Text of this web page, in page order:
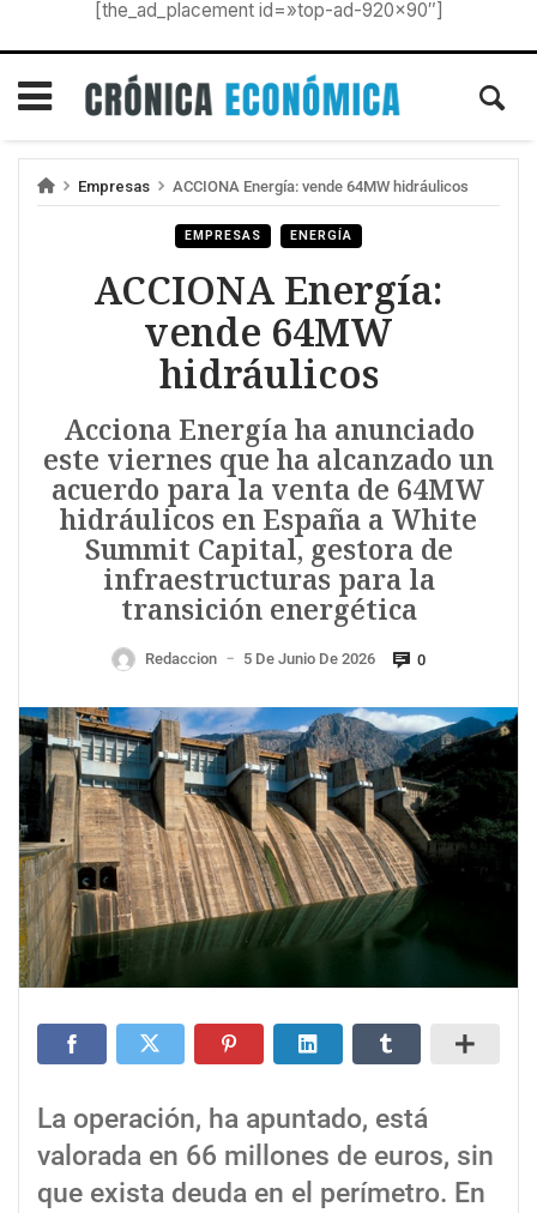
[the_ad_placement id=»top-ad-920×90″]
Empresas ACCIONA Energía: vende 64MW hidráulicos
EMPRESAS ENERGÍA
ACCIONA Energía:
vende 64MW
hidráulicos
Acciona Energía ha anunciado
este viernes que ha alcanzado un
acuerdo para la venta de 64MW
hidráulicos en España a White
Summit Capital, gestora de
infraestructuras para la
transición energética
Redaccion — 5 De Junio De 2026 0
La operación, ha apuntado, está
valorada en 66 millones de euros, sin
que exista deuda en el perímetro. En